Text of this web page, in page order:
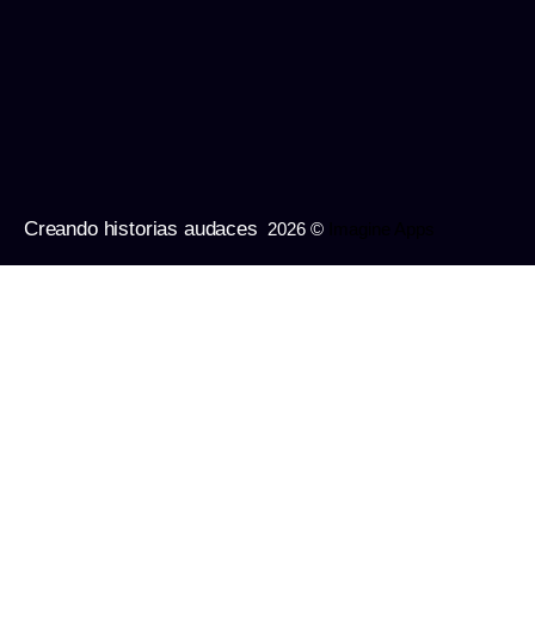
Creando historias audaces 2026 ©